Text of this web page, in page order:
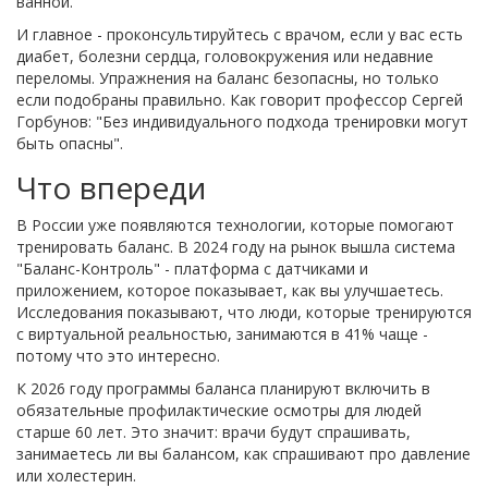
И главное - проконсультируйтесь с врачом, если у вас есть
диабет, болезни сердца, головокружения или недавние
переломы. Упражнения на баланс безопасны, но только
если подобраны правильно. Как говорит профессор Сергей
Горбунов: "Без индивидуального подхода тренировки могут
быть опасны".
Что впереди
В России уже появляются технологии, которые помогают
тренировать баланс. В 2024 году на рынок вышла система
"Баланс-Контроль" - платформа с датчиками и
приложением, которое показывает, как вы улучшаетесь.
Исследования показывают, что люди, которые тренируются
с виртуальной реальностью, занимаются в 41% чаще -
потому что это интересно.
К 2026 году программы баланса планируют включить в
обязательные профилактические осмотры для людей
старше 60 лет. Это значит: врачи будут спрашивать,
занимаетесь ли вы балансом, как спрашивают про давление
или холестерин.